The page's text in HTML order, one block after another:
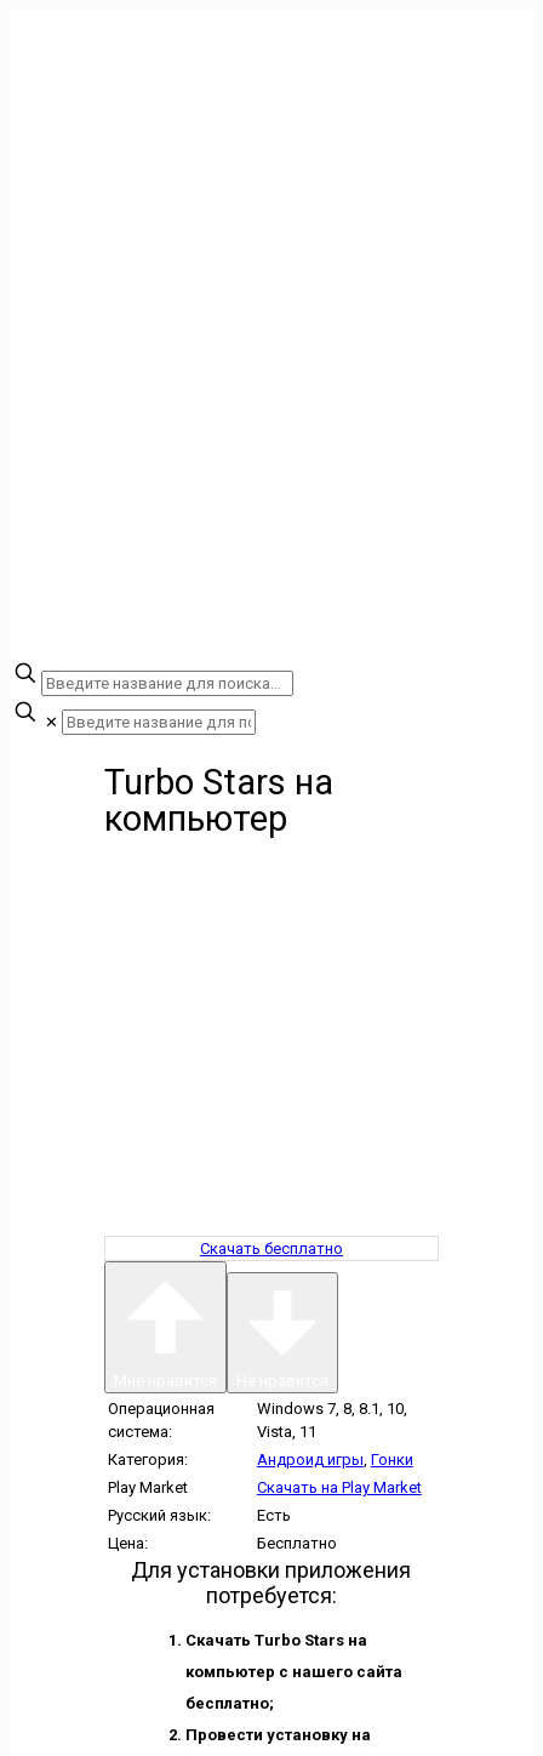
✕
Turbo Stars на
компьютер
Скачать бесплатно
Операционная
система:
Windows 7, 8, 8.1, 10,
Vista, 11
Категория:
Андроид игры, Гонки
Play Market
Скачать на Play Market
Русский язык:
Есть
Цена:
Бесплатно
Для установки приложения
потребуется:
Скачать Turbo Stars на
компьютер с нашего сайта
бесплатно;
Провести установку на